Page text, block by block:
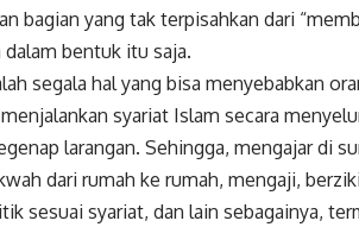
bagian yang tak terpisahkan dari
dalam bentuk itu saja.
segala hal yang bisa menyebabkan
syariat Islam secara
larangan. Sehingga, mengajar di
dari rumah ke rumah, mengaji,
sesuai syariat, dan lain sebagainya,